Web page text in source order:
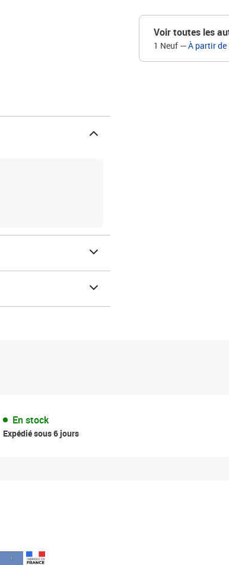
Voir toutes les
1 Neuf —À partir de
En stock
Expédié sous 6 jours